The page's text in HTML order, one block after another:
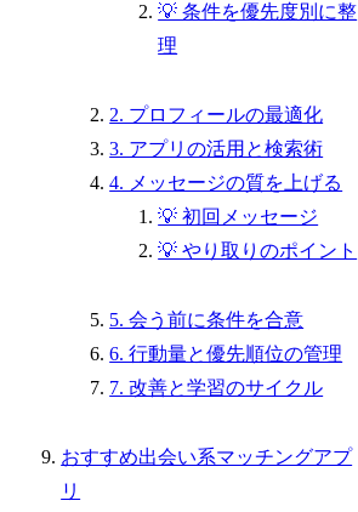
💡 条件を優先度別に整
理
2. プロフィールの最適化
3. アプリの活用と検索術
4. メッセージの質を上げる
💡 初回メッセージ
💡 やり取りのポイント
5. 会う前に条件を合意
6. 行動量と優先順位の管理
7. 改善と学習のサイクル
おすすめ出会い系マッチングアプ
リ